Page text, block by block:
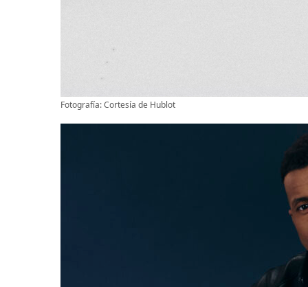
Fotografía: Cortesía de Hublot